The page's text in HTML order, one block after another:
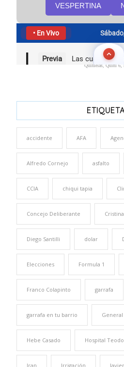
Quinielas, Quini 6,
accidente AFA
Alfredo Cornejo asfalto
CCIA chiqui tapia
Concejo Deliberante
Diego Santilli dolar
Elecciones Formula 1
Franco Colapinto garrafa
garrafa en tu barrio General
Hebe Casado Hospital
Iran Irrigación